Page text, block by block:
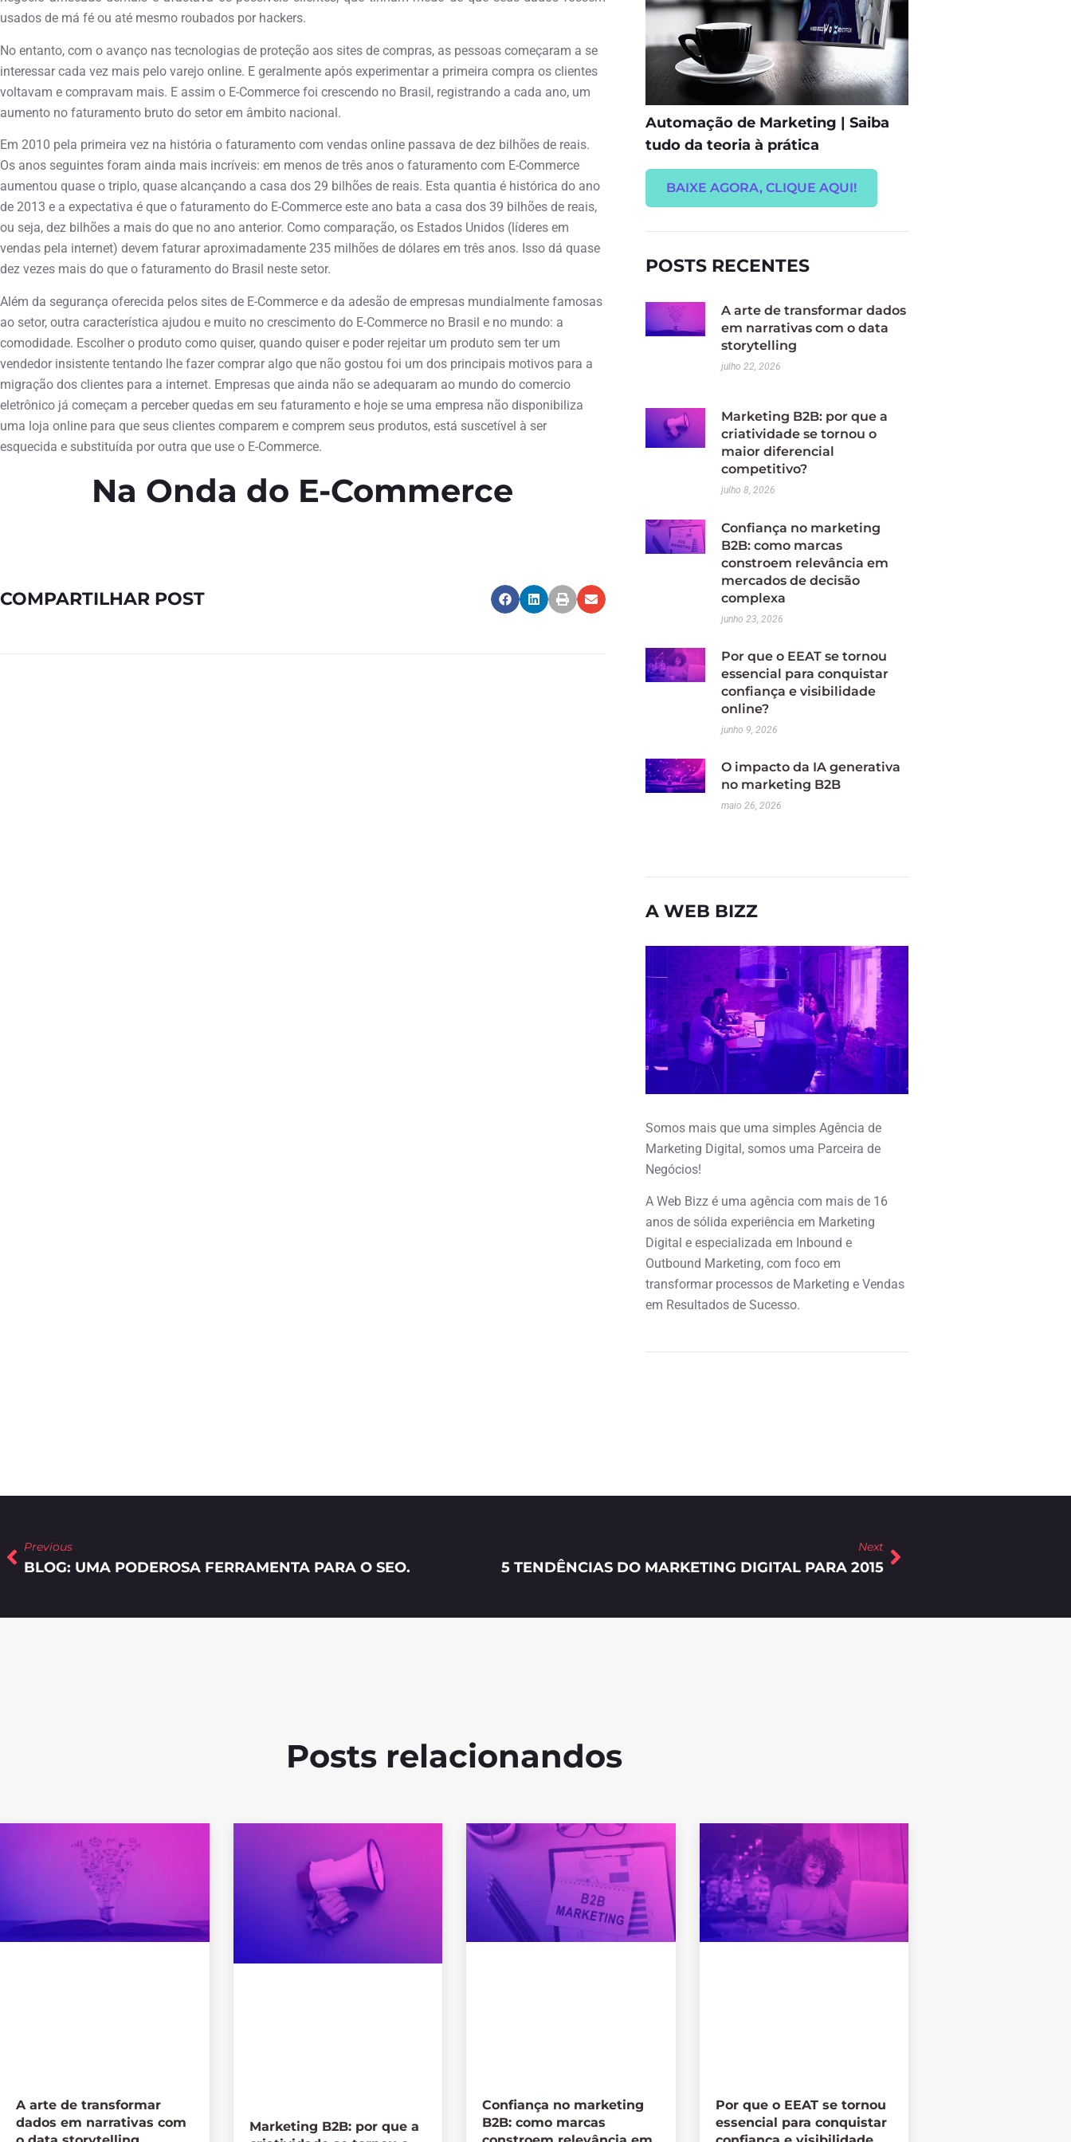
usados de má fé ou até mesmo roubados por hackers.
No entanto, com o avanço nas tecnologias de proteção aos sites de compras, as pessoas começaram a se
interessar cada vez mais pelo varejo online. E geralmente após experimentar a primeira compra os clientes
voltavam e compravam mais. E assim o E-Commerce foi crescendo no Brasil, registrando a cada ano, um
aumento no faturamento bruto do setor em âmbito nacional.
Em 2010 pela primeira vez na história o faturamento com vendas online passava de dez bilhões de reais.
Os anos seguintes foram ainda mais incríveis: em menos de três anos o faturamento com E-Commerce
aumentou quase o triplo, quase alcançando a casa dos 29 bilhões de reais. Esta quantia é histórica do ano
de 2013 e a expectativa é que o faturamento do E-Commerce este ano bata a casa dos 39 bilhões de reais,
ou seja, dez bilhões a mais do que no ano anterior. Como comparação, os Estados Unidos (líderes em
vendas pela internet) devem faturar aproximadamente 235 milhões de dólares em três anos. Isso dá quase
dez vezes mais do que o faturamento do Brasil neste setor.
Além da segurança oferecida pelos sites de E-Commerce e da adesão de empresas mundialmente famosas
ao setor, outra característica ajudou e muito no crescimento do E-Commerce no Brasil e no mundo: a
comodidade. Escolher o produto como quiser, quando quiser e poder rejeitar um produto sem ter um
vendedor insistente tentando lhe fazer comprar algo que não gostou foi um dos principais motivos para a
migração dos clientes para a internet. Empresas que ainda não se adequaram ao mundo do comercio
eletrônico já começam a perceber quedas em seu faturamento e hoje se uma empresa não disponibiliza
uma loja online para que seus clientes comparem e comprem seus produtos, está suscetível à ser
esquecida e substituída por outra que use o E-Commerce.
Na Onda do E-Commerce
COMPARTILHAR POST
Automação de Marketing | Saiba
tudo da teoria à prática
BAIXE AGORA, CLIQUE AQUI!
POSTS RECENTES
A arte de transformar dados
em narrativas com o data
storytelling
julho 22, 2026
Marketing B2B: por que a
criatividade se tornou o
maior diferencial
competitivo?
julho 8, 2026
Confiança no marketing
B2B: como marcas
constroem relevância em
mercados de decisão
complexa
junho 23, 2026
Por que o EEAT se tornou
essencial para conquistar
confiança e visibilidade
online?
junho 9, 2026
O impacto da IA generativa
no marketing B2B
maio 26, 2026
A WEB BIZZ
Somos mais que uma simples Agência de
Marketing Digital, somos uma Parceira de
Negócios!
A Web Bizz é uma agência com mais de 16
anos de sólida experiência em Marketing
Digital e especializada em Inbound e
Outbound Marketing, com foco em
transformar processos de Marketing e Vendas
em Resultados de Sucesso.
Previous
BLOG: UMA PODEROSA FERRAMENTA PARA O SEO.
Next
5 TENDÊNCIAS DO MARKETING DIGITAL PARA 2015
Posts relacionandos
A arte de transformar
dados em narrativas com
Marketing B2B: por que a
Confiança no marketing
B2B: como marcas
Por que o EEAT se tornou
essencial para conquistar